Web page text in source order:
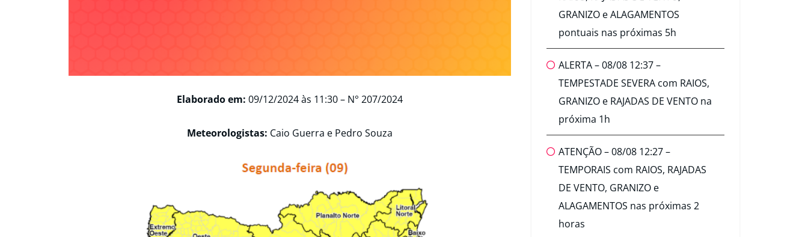
Elaborado em: 09/12/2024 às 11:30 – N° 207/2024
Meteorologistas: Caio Guerra e Pedro Souza
GRANIZO e ALAGAMENTOS
pontuais nas próximas 5h
ALERTA – 08/08 12:37 –
TEMPESTADE SEVERA com RAIOS,
GRANIZO e RAJADAS DE VENTO na
próxima 1h
ATENÇÃO – 08/08 12:27 –
TEMPORAIS com RAIOS, RAJADAS
DE VENTO, GRANIZO e
ALAGAMENTOS nas próximas 2
horas